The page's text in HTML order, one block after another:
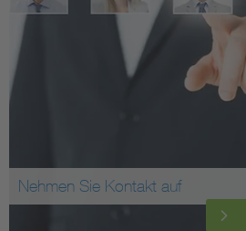
Nehmen Sie Kontakt auf